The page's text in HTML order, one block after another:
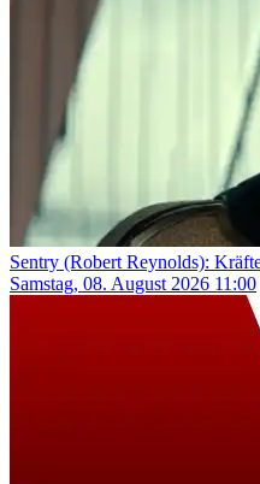
Sentry (Robert Reynolds):
Samstag, 08. August 2026 11:00